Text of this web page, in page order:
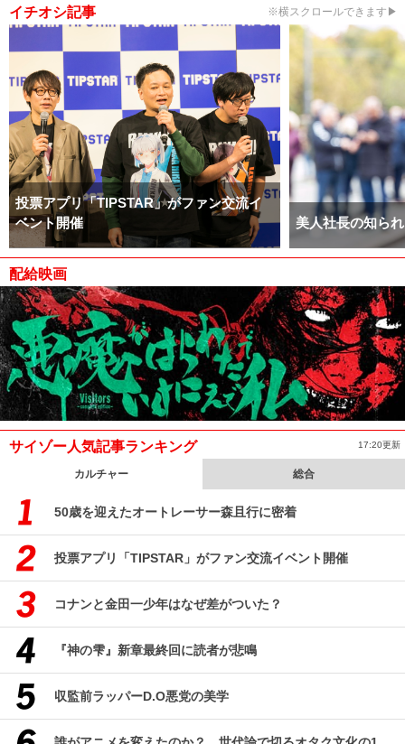
イチオシ記事 ※横スクロールできます▶
投票アプリ「TIPSTAR」がファン交流イ
ベント開催
美人社長の知ら
配給映画
サイゾー人気記事ランキング 17:20更新
カルチャー 総合
50歳を迎えたオートレーサー森且行に密着
投票アプリ「TIPSTAR」がファン交流イベント開催
コナンと金田一少年はなぜ差がついた？
『神の雫』新章最終回に読者が悲鳴
収監前ラッパーD.O悪党の美学